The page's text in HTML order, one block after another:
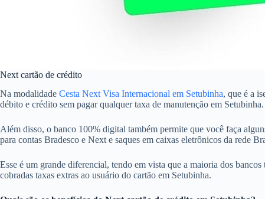
Next cartão de crédito
Na modalidade Cesta Next Visa Internacional em Setubinha, que é a
débito e crédito sem pagar qualquer taxa de manutenção em Setubinha.
Além disso, o banco 100% digital também permite que você faça
para contas Bradesco e Next e saques em caixas eletrônicos da rede
Esse é um grande diferencial, tendo em vista que a maioria dos
cobradas taxas extras ao usuário do cartão em Setubinha.